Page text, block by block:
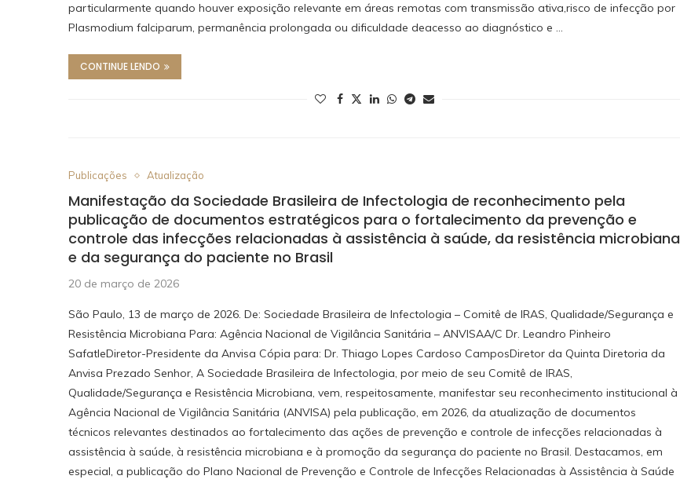
particularmente quando houver exposição relevante em áreas remotas com transmissão ativa,risco de infecção por
Plasmodium falciparum, permanência prolongada ou dificuldade deacesso ao diagnóstico e …
CONTINUE LENDO
Publicações Atualização
Manifestação da Sociedade Brasileira de Infectologia de reconhecimento pela
publicação de documentos estratégicos para o fortalecimento da prevenção e
controle das infecções relacionadas à assistência à saúde, da resistência microbiana
e da segurança do paciente no Brasil
20 de março de 2026
São Paulo, 13 de março de 2026. De: Sociedade Brasileira de Infectologia – Comitê de IRAS, Qualidade/Segurança e
Resistência Microbiana Para: Agência Nacional de Vigilância Sanitária – ANVISAA/C Dr. Leandro Pinheiro
SafatleDiretor-Presidente da Anvisa Cópia para: Dr. Thiago Lopes Cardoso CamposDiretor da Quinta Diretoria da
Anvisa Prezado Senhor, A Sociedade Brasileira de Infectologia, por meio de seu Comitê de IRAS,
Qualidade/Segurança e Resistência Microbiana, vem, respeitosamente, manifestar seu reconhecimento institucional à
Agência Nacional de Vigilância Sanitária (ANVISA) pela publicação, em 2026, da atualização de documentos
técnicos relevantes destinados ao fortalecimento das ações de prevenção e controle de infecções relacionadas à
assistência à saúde, à resistência microbiana e à promoção da segurança do paciente no Brasil. Destacamos, em
especial, a publicação do Plano Nacional de Prevenção e Controle de Infecções Relacionadas à Assistência à Saúde